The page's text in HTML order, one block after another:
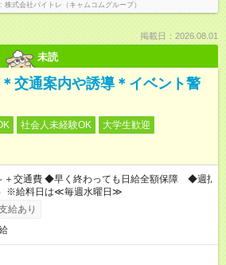
株式会社バイトレ（キャムコムグループ）
掲載日：2026.08.01
未読
交通案内や誘導＊イベント警
社会人未経験OK
大学生歓迎
＋交通費 ◆早く終わっても日給全額保障 ◆週払
※給料日は≪毎週水曜日≫
給あり